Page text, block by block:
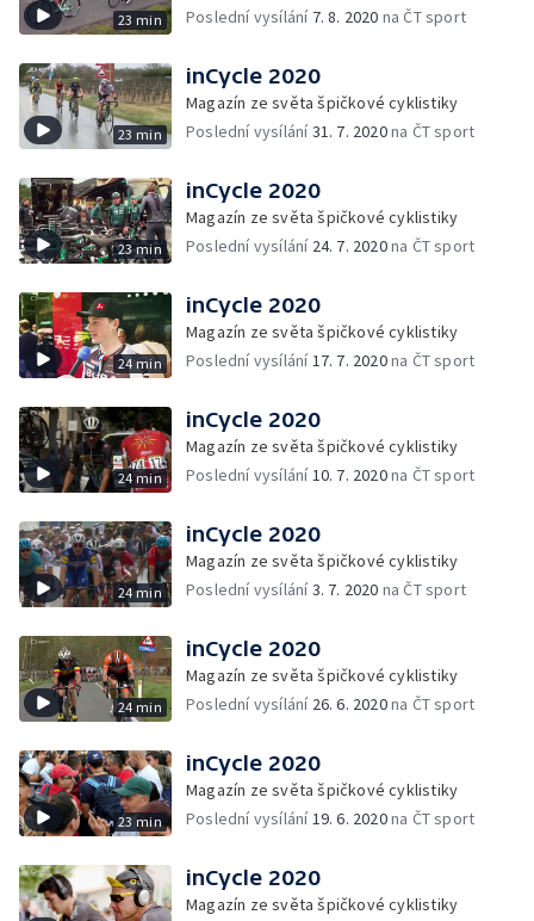
23 min
Poslední vysílání 7. 8. 2020 na ČT sport
23 min
inCycle 2020
Magazín ze světa špičkové cyklistiky
Poslední vysílání31. 7. 2020na ČT sport
23 min
inCycle 2020
Magazín ze světa špičkové cyklistiky
Poslední vysílání 24. 7. 2020na ČT sport
24 min
inCycle 2020
Magazín ze světa špičkové cyklistiky
Poslední vysílání17. 7. 2020na ČT sport
24 min
inCycle 2020
Magazín ze světa špičkové cyklistiky
Poslední vysílání10. 7. 2020na ČT sport
24 min
inCycle 2020
Magazín ze světa špičkové cyklistiky
Poslední vysílání3. 7. 2020 na ČT sport
24 min
inCycle 2020
Magazín ze světa špičkové cyklistiky
Poslední vysílání 26. 6. 2020na ČT sport
23 min
inCycle 2020
Magazín ze světa špičkové cyklistiky
Poslední vysílání19. 6. 2020na ČT sport
inCycle 2020
Magazín ze světa špičkové cyklistiky